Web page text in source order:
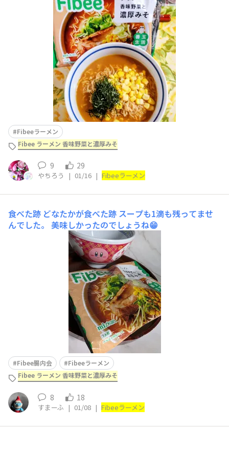
Fibeeラーメン
Fibee ラーメン 香味野菜と濃厚みそ
9 29
やちろう | 01/16 | Fibeeラーメン
食べた跡 どなたかが食べた跡 スープも1滴も残ってませ
んでした。 美味しかったのでしょうね😁
Fibee腸内会
Fibeeラーメン
Fibee ラーメン 香味野菜と濃厚みそ
8 18
すまーふ | 01/08 | Fibeeラーメン